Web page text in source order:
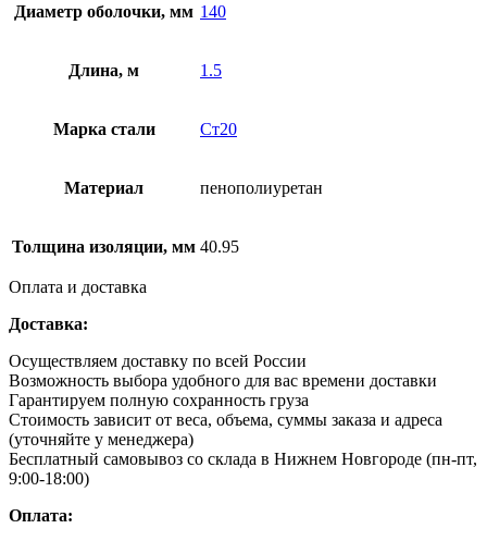
Диаметр оболочки, мм 140
Длина, м 1.5
Марка стали Ст20
Материал пенополиуретан
Толщина изоляции, мм 40.95
Оплата и доставка
Доставка:
Осуществляем доставку по всей России
Возможность выбора удобного для вас времени доставки
Гарантируем полную сохранность груза
Стоимость зависит от веса, объема, суммы заказа и адреса
(уточняйте у менеджера)
Бесплатный самовывоз со склада в Нижнем Новгороде (пн-пт,
9:00-18:00)
Оплата: